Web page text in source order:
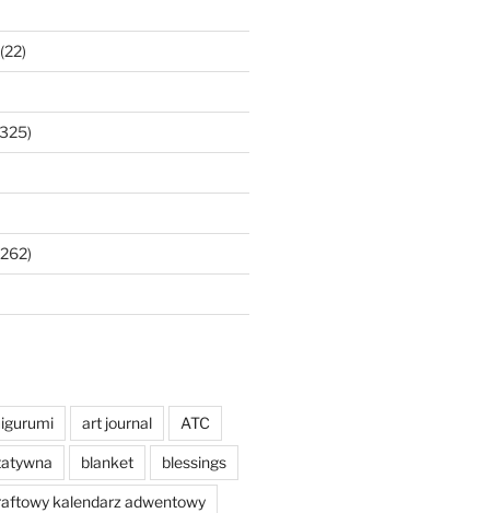
art journal ATC
blanket blessings
kalendarz adwentowy